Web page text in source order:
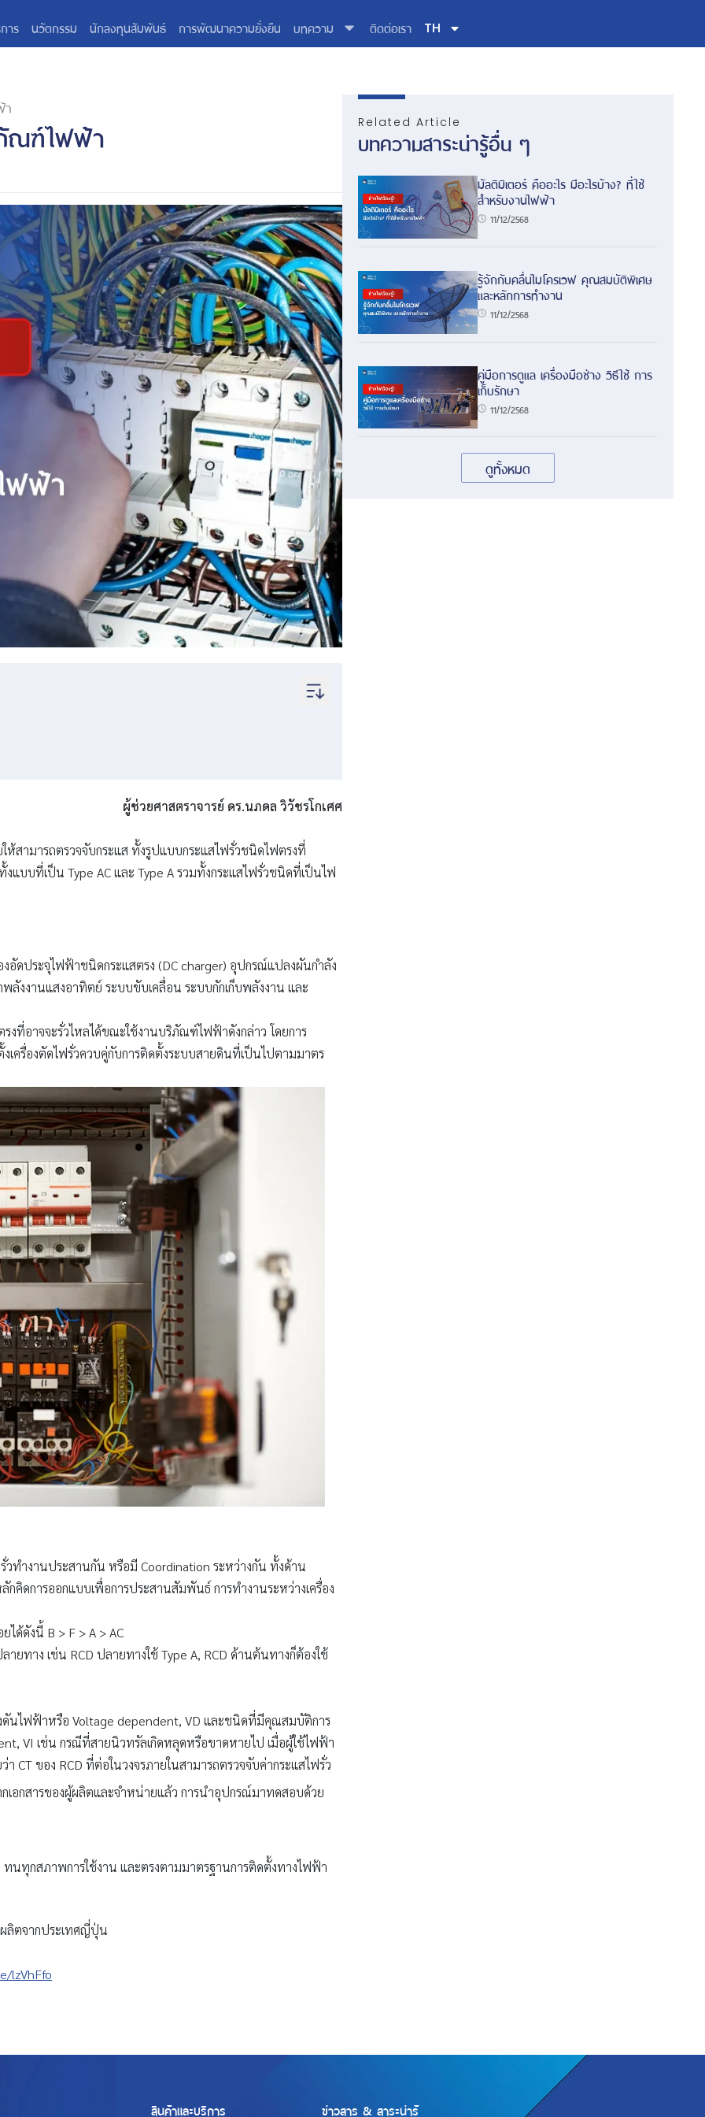
าร นวัตกรรม นักลงทุนสัมพันธ์ การพัฒนาความยั่งยืน บทความ ติดต่อเรา TH
า
ภัณฑ์ไฟฟ้า
ผู้ช่วยศาสตราจารย์ ดร.นภดล วิวัชรโกเศศ
ห้สามารถตรวจจับกระแส ทั้งรูปแบบกระแสไฟรั่วชนิดไฟตรงที่
บบที่เป็น Type AC และ Type A รวมทั้งกระแสไฟรั่วชนิดที่เป็นไฟ
อัดประจุไฟฟ้าชนิดกระแสตรง (DC charger) อุปกรณ์แปลงผันกำลัง
งงานแสงอาทิตย์ ระบบขับเคลื่อน ระบบกักเก็บพลังงาน และ
งที่อาจจะรั่วไหลได้ขณะใช้งานบริภัณฑ์ไฟฟ้าดังกล่าว โดยการ
ครื่องตัดไฟรั่วควบคู่กับการติดตั้งระบบสายดินที่เป็นไปตามมาตร
วทำงานประสานกัน หรือมี Coordination ระหว่างกัน ทั้งด้าน
ดการออกแบบเพื่อการประสานสัมพันธ์ การทำงานระหว่างเครื่อง
ได้ดังนี้ B > F > A > AC
ยทาง เช่น RCD ปลายทางใช้ Type A, RCD ด้านต้นทางก็ต้องใช้
นไฟฟ้าหรือ Voltage dependent, VD และชนิดที่มีคุณสมบัติการ
VI เช่น กรณีที่สายนิวทรัลเกิดหลุดหรือขาดหายไป เมื่อผู้ใช้ไฟฟ้า
CT ของ RCD ที่ต่อในวงจรภายในสามารถตรวจจับค่ากระแสไฟรั่ว
เอกสารของผู้ผลิตและจำหน่ายแล้ว การนำอุปกรณ์มาทดสอบด้วย
นทุกสภาพการใช้งาน และตรงตามมาตรฐานการติดตั้งทางไฟฟ้า
ผลิตจากประเทศญี่ปุ่น
lzVhFfo
Related Article
บทความสาระน่ารู้อื่น ๆ
มัลติมิเตอร์ คืออะไร มีอะไรบ้าง? ที่ใช้
สำหรับงานไฟฟ้า
11/12/2568
รู้จักกับคลื่นไมโครเวฟ คุณสมบัติพิเศษ
และหลักการทำงาน
11/12/2568
คู่มือการดูแล เครื่องมือช่าง วิธีใช้ การ
เก็บรักษา
11/12/2568
ดูทั้งหมด
สินค้าและบริการ ข่าวสาร & สาระน่ารู้